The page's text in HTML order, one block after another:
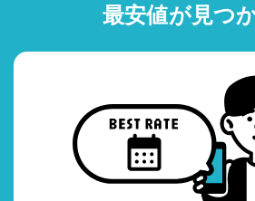
最安値が見つ